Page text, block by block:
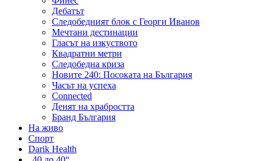
Дебатът
Следобедният блок с Георги Иванов
Мечтани дестинации
Гласът на изкуството
Квадратни метри
Следобедна криза
Новите 240: Посоката на България
Часът на успеха
Connected
Денят на храбростта
Бранд България
На живо
Спорт
Darik Health